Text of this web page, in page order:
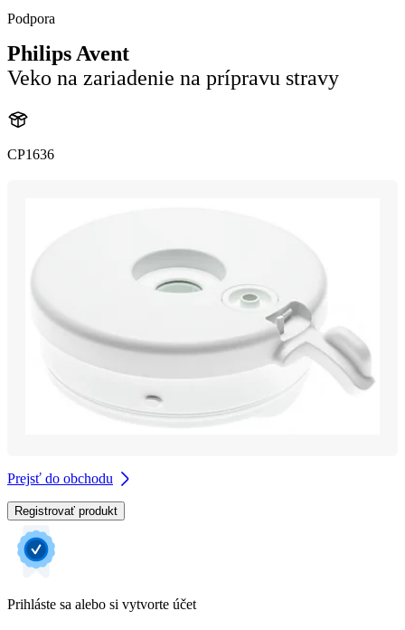
Podpora
Philips Avent
Veko na zariadenie na prípravu stravy
CP1636
Prejsť do obchodu
Registrovať produkt
Prihláste sa alebo si vytvorte účet